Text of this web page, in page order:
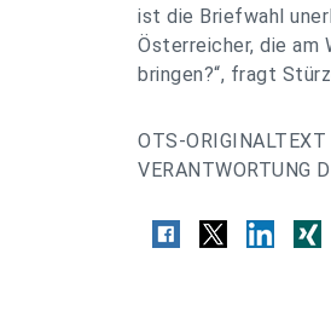
ist die Briefwahl
Österreicher, die am
bringen?“, fragt
OTS-ORIGINALTEXT
VERANTWORTUNG